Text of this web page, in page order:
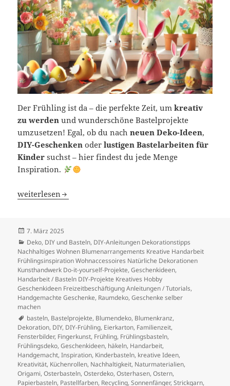
Der Frühling ist da – die perfekte Zeit, umkreativ
zu werden und wunderschöne Bastelprojekte
umzusetzen! Egal, ob du nachneuen Deko-Ideen,
DIY-Geschenken oderlustigen Bastelarbeiten für
Kinder suchst – hier findest du jede Menge
Inspiration.
Frühlingshafte Bastelideen – Kreative Inspiration auf
weiterlesen
Veröffentlicht
am
7. März 2025
Kategorien
Deko, DIY und Basteln, DIY-Anleitungen Dekorationstipps
Nachhaltiges Wohnen Blumenarrangements Kreative Handarbeit
Frühlingsinspiration Wohnaccessoires Natürliche Dekorationen
Kunsthandwerk Do-it-yourself-Projekte,Geschenkideen,
Handarbeit / Basteln DIY-Projekte Kreatives Hobby
Geschenkideen Freizeitbeschäftigung Anleitungen / Tutorials,
Handgemachte Geschenke, Raumdeko, Geschenke selber
machen
Schlagwörter
basteln, Bastelprojekte, Blumendeko, Blumenkranz,
Dekoration, DIY, DIY-Frühling, Eierkarton, Familienzeit,
Fensterbilder, Fingerkunst, Frühling, Frühlingsbasteln,
Frühlingsdeko,Geschenkideen, häkeln, Handarbeit,
Handgemacht,Inspiration, Kinderbasteln, kreative Ideen,
Kreativität, Küchenrollen, Nachhaltigkeit, Naturmaterialien,
Origami,Osterbasteln,Osterdeko,Osterhasen,Ostern,
Papierbasteln, Pastellfarben, Recycling,Sonnenfänger,Strickgarn,